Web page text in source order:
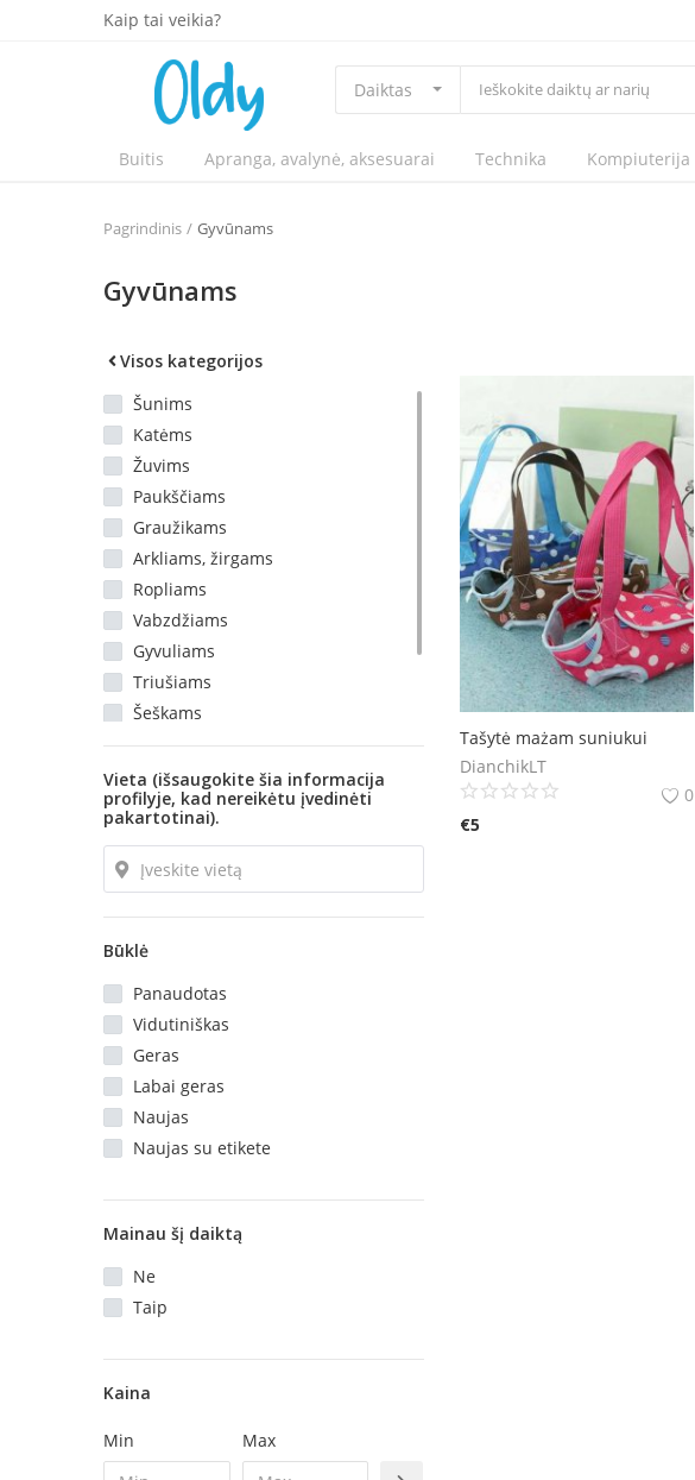
Kaip tai veikia?
Daiktas
Buitis Apranga, avalynė, aksesuarai Technika Kompiuterija
Pagrindinis Gyvūnams
Gyvūnams
Visos kategorijos
Šunims
Katėms
Žuvims
Paukščiams
Graužikams
Arkliams, žirgams
Ropliams
Vabzdžiams
Gyvuliams
Triušiams
Šeškams
Voragyviams
Kita
Vieta (išsaugokite šia informacija
profilyje, kad nereikėtu įvedinėti
pakartotinai).
Būklė
Panaudotas
Vidutiniškas
Geras
Labai geras
Naujas
Naujas su etikete
Mainau šį daiktą
Ne
Taip
Kaina
Min Max
Tašytė mażam suniukui
DianchikLT
0
€5